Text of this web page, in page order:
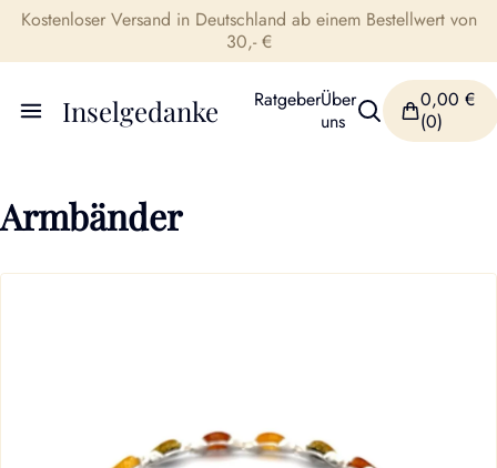
Kostenloser Versand in Deutschland ab einem Bestellwert von
30,- €
Inselgedanke RatgeberÜber
uns
0,00 €
(0)
Armbänder